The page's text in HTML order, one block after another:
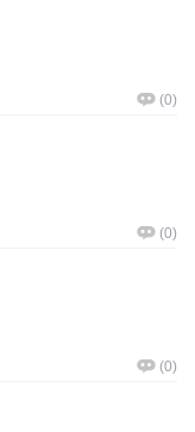
(0)
(0)
(0)